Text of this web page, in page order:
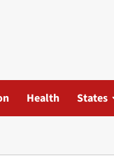
Health States